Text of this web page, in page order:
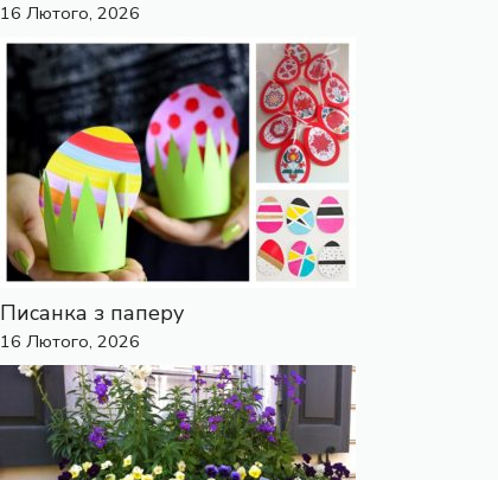
16 Лютого, 2026
Писанка з паперу
16 Лютого, 2026